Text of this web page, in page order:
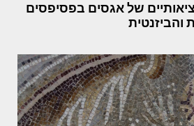
של אגסים בפסיפסים
והביזנטית